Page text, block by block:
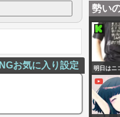
NGお気に入り設定
勢い
明日はニ
人会